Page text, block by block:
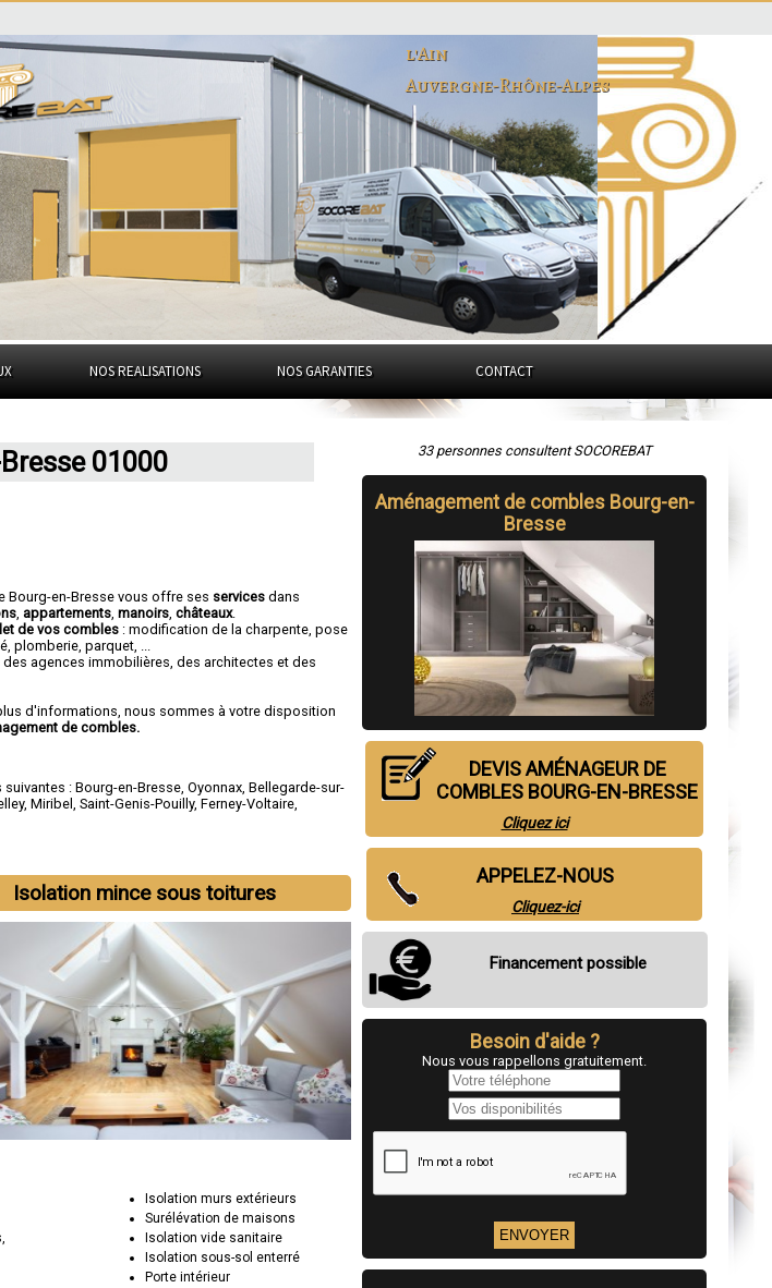
l'Ain
Auvergne-Rhône-Alpes
NOS REALISATIONS NOS GARANTIES CONTACT
01000
Bourg-en-Bresse vous offre ses services dans
appartements ,manoirs ,châteaux.
de vos combles : modification de la charpente, pose
plomberie, parquet, ...
agences immobilières, des architectes et des
d'informations, nous sommes à votre disposition
de combles.
suivantes :Bourg-en-Bresse,Oyonnax,Bellegarde-sur-
,Miribel,Saint-Genis-Pouilly,Ferney-Voltaire,
Isolation mince sous toitures
Isolation murs extérieurs
Surélévation de maisons
Isolation vide sanitaire
Isolation sous-sol enterré
Porte intérieur
33 personnes consultent SOCOREBAT
Aménagement de combles Bourg-en-
Bresse
DEVIS AMÉNAGEUR DE
COMBLES BOURG-EN-BRESSE
Cliquez ici
APPELEZ-NOUS
Cliquez-ici
Financement possible
Besoin d'aide ?
Nous vous rappellons gratuitement.